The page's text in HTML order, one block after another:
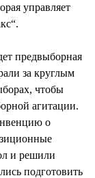
управляет
предвыборная
за круглым
чтобы
агитации.
о
и решили
подготовить